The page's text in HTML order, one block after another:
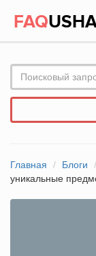
FAQ
Главная Блоги
уникальные